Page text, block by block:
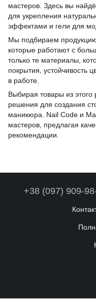
мастеров. Здесь вы
для укрепления
эффектами и гели для
Мы подбираем
которые работают с
только те материалы,
покрытия, устойчивость
в работе.
Выбирая товары из
решения для создания
маникюра. Nail Code и
мастеров, предлагая
рекомендации.
+38 (097) 909-